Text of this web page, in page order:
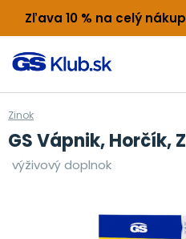
Zľava 10 % na celý nákup
Zinok
GS Vápnik, Horčík,
výživový doplnok